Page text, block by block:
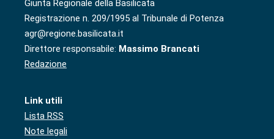
Giunta Regionale della Basilicata
Registrazione n. 209/1995 al Tribunale di Potenza
agr@regione.basilicata.it
Direttore responsabile: Massimo Brancati
Redazione
Link utili
Lista RSS
Note legali